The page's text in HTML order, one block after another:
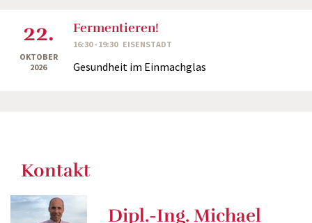
22.
OKTOBER
2026
Fermentieren!
16:30 - 19:30 EISENSTADT
Gesundheit im Einmachglas
Kontakt
Dipl.-Ing. Michael